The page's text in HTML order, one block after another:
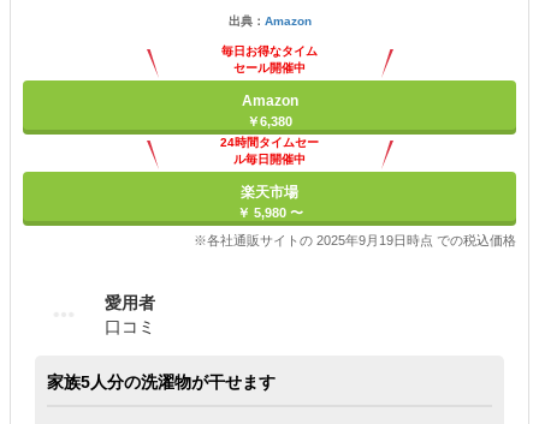
出典： Amazon
毎日お得なタイム
セール開催中
Amazon
￥6,380
24時間タイムセー
ル毎日開催中
楽天市場
￥ 5,980 〜
※各社通販サイトの 2025年9月19日時点 での税込価格
愛用者
口コミ
家族5人分の洗濯物が干せます